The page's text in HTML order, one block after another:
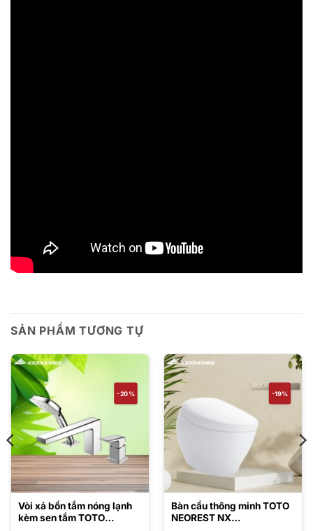
SẢN PHẨM TƯƠNG TỰ
-20%
Vòi xả bồn tắm nóng lạnh
kèm sen tắm TOTO
-19%
Bàn cầu thông minh TOTO
NEOREST NX